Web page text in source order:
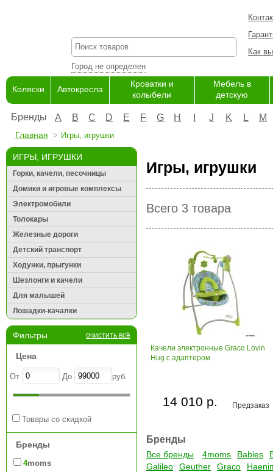
Город не определен
Как
Коляски Автокресла
Кроватки и
колыбели
Мебель в
детскую
Бренды A B C D E F G H J K L M
Главная Игры, игрушки
ИГРЫ, ИГРУШКИ
Горки, качели, песочницы
Домики и игровые комплексы
Электромобили
Толокары
Железные дороги
Детский транспорт
Ходунки, прыгунки
Шезлонги и качели
Для малышей
Лошадки-качалки
Фильтры очистить всё
Цена
От До руб.
Товары со скидкой
Бренды
4moms
Игры, игрушки
Всего 3 товара
Качели электронные Graco Lovin
Hug с адаптером
Предзаказ
14 010 р.
Бренды
Все бренды 4moms Babies
Galileo
Geuther Graco